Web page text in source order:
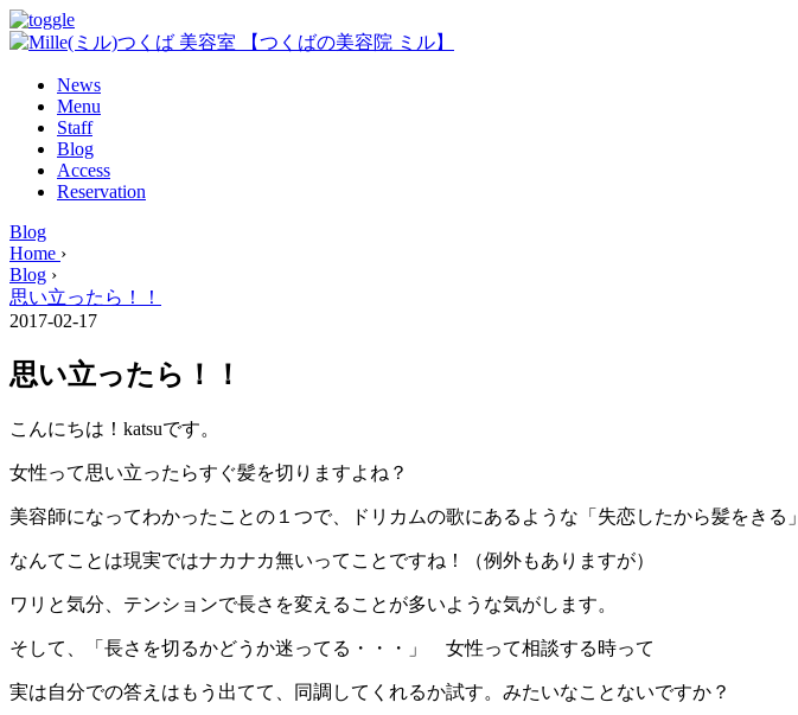
News
Menu
Staff
Blog
Access
Reservation
Blog
Home ›
Blog ›
思い立ったら！！
2017-02-17
思い立ったら！！
こんにちは！katsuです。
女性って思い立ったらすぐ髪を切りますよね？
美容師になってわかったことの１つで、ドリカムの歌にあるような「失恋したから髪をきる」
なんてことは現実ではナカナカ無いってことですね！（例外もありますが）
ワリと気分、テンションで長さを変えることが多いような気がします。
そして、「長さを切るかどうか迷ってる・・・」 女性って相談する時って
実は自分での答えはもう出てて、同調してくれるか試す。みたいなことないですか？